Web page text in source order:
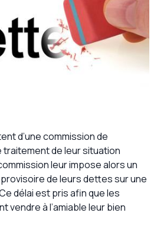
d’une commission de
de leur situation
leur impose alors un
de leurs dettes sur une
délai est pris afin que les
vendre à l’amiable leur bien